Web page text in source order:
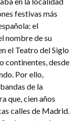
festivas más
el
nombre de su
el Teatro del Siglo
continentes, desde
Por ello,
de la
que, cien años
calles de Madrid.